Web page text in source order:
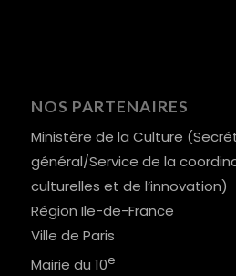
NOS PARTENAIRES
Ministère de la Culture
général/Service de la
culturelles et de l’innovation)
Région Ile-de-France
Ville de Paris
Mairie du 10e